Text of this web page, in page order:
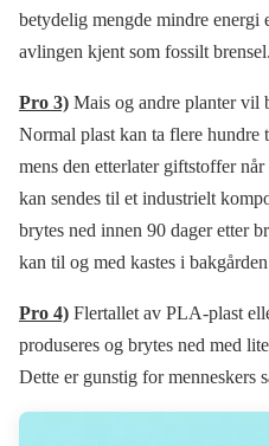
betydelig mengde mindre energi
avlingen kjent som fossilt brensel.
Pro 3) Mais og andre planter vil
Normal plast kan ta flere hundre
mens den etterlater giftstoffer
kan sendes til et industrielt
brytes ned innen 90 dager etter
kan til og med kastes i
Pro 4) Flertallet av PLA-plast
produseres og brytes ned med
Dette er gunstig for menneskers